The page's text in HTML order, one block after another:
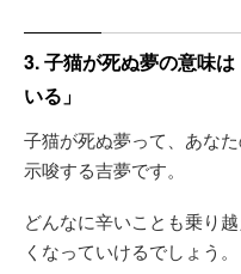
3. 子猫が死ぬ夢の意味
いる」
子猫が死ぬ夢って、あな
示唆する吉夢です。
どんなに辛いことも乗り
くなっていけるでしょう。